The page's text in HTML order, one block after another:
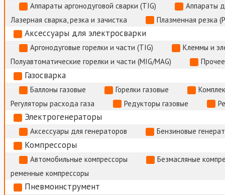
Аппараты аргонодуговой сварки (TIG)
Аппараты
Лазерная сварка, резка и зачистка
Плазменная резка
Аксессуары для электросварки
Аргонодуговые горелки и части (TIG)
Клеммы и
Полуавтоматические горелки и части (MIG/MAG)
Газосварка
Баллоны газовые Горелки газовые
Регуляторы расхода газа
Редукторы газовые
Электрогенераторы
Аксессуары для генераторов Бензиновые
Компрессоры
Автомобильные компрессоры
Безмасляные
ременные компрессоры
Пневмоинструмент